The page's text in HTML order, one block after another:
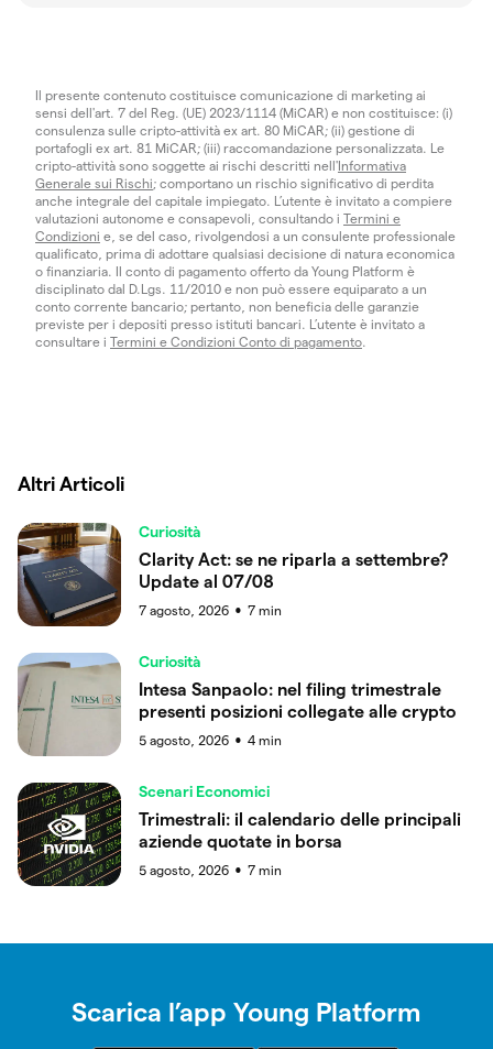
Il presente contenuto costituisce comunicazione di marketing ai
sensi dell'art. 7 del Reg. (UE) 2023/1114 (MiCAR) e non costituisce: (i)
consulenza sulle cripto-attività ex art. 80 MiCAR; (ii) gestione di
portafogli ex art. 81 MiCAR; (iii) raccomandazione personalizzata. Le
cripto-attività sono soggette ai rischi descritti nell'Informativa
Generale sui Rischi; comportano un rischio significativo di perdita
anche integrale del capitale impiegato. L’utente è invitato a compiere
valutazioni autonome e consapevoli, consultando i Termini e
Condizioni e, se del caso, rivolgendosi a un consulente professionale
qualificato, prima di adottare qualsiasi decisione di natura economica
o finanziaria. Il conto di pagamento offerto da Young Platform è
disciplinato dal D.Lgs. 11/2010 e non può essere equiparato a un
conto corrente bancario; pertanto, non beneficia delle garanzie
previste per i depositi presso istituti bancari. L’utente è invitato a
consultare i Termini e Condizioni Conto di pagamento.
Altri Articoli
Curiosità
Clarity Act: se ne riparla a settembre?
Update al 07/08
7 agosto, 2026 ● 7 min
Curiosità
Intesa Sanpaolo: nel filing trimestrale
presenti posizioni collegate alle crypto
5 agosto, 2026 ● 4 min
Scenari Economici
Trimestrali: il calendario delle principali
aziende quotate in borsa
5 agosto, 2026 ● 7 min
Scarica l’app Young Platform